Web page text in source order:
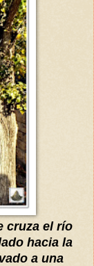
cruza el río
hacia la
a una